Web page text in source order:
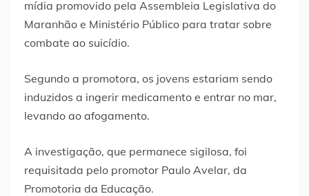
mídia promovido pela Assembleia Legislativa do
Maranhão e Ministério Público para tratar sobre
combate ao suicídio.
Segundo a promotora, os jovens estariam sendo
induzidos a ingerir medicamento e entrar no mar,
levando ao afogamento.
A investigação, que permanece sigilosa, foi
requisitada pelo promotor Paulo Avelar, da
Promotoria da Educação.